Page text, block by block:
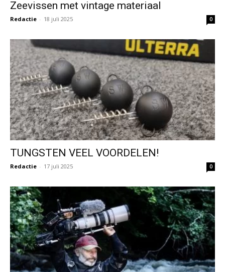
Zeevissen met vintage materiaal
Redactie - 18 juli 2025 0
TUNGSTEN VEEL VOORDELEN!
Redactie - 17 juli 2025 0